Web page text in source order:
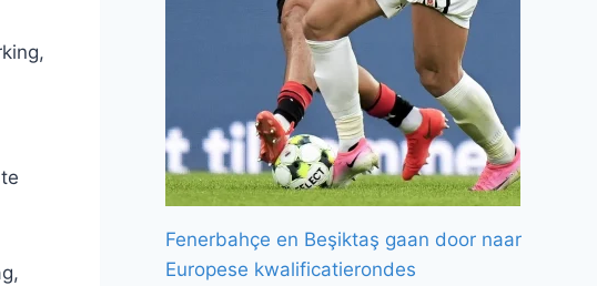
Fenerbahçe en Beşiktaş gaan door naar
Europese kwalificatierondes